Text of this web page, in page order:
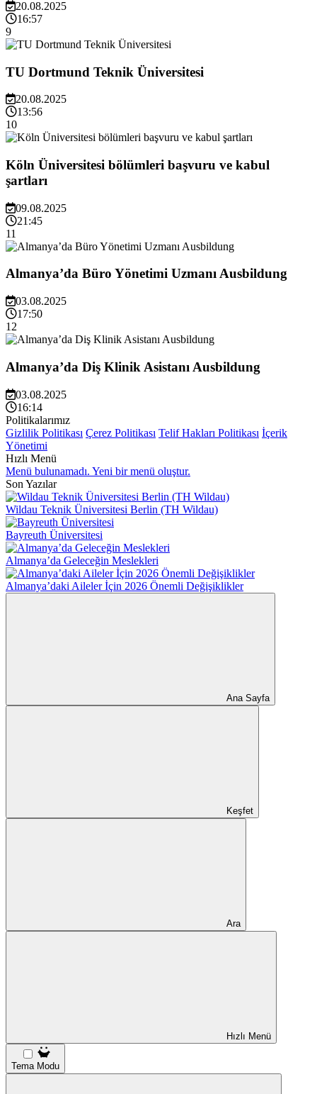
20.08.2025
16:57
9
TU Dortmund Teknik Üniversitesi
20.08.2025
13:56
10
Köln Üniversitesi bölümleri başvuru ve kabul
şartları
09.08.2025
21:45
11
Almanya’da Büro Yönetimi Uzmanı Ausbildung
03.08.2025
17:50
12
Almanya’da Diş Klinik Asistanı Ausbildung
03.08.2025
16:14
Politikalarımız
Gizlilik Politikası Çerez Politikası Telif Hakları Politikası İçerik
Yönetimi
Hızlı Menü
Menü bulunamadı. Yeni bir menü oluştur.
Son Yazılar
Wildau Teknik Üniversitesi Berlin (TH Wildau)
Bayreuth Üniversitesi
Almanya’da Geleceğin Meslekleri
Almanya’daki Aileler İçin 2026 Önemli Değişiklikler
Ana Sayfa
Keşfet
Ara
Hızlı Menü
Tema Modu